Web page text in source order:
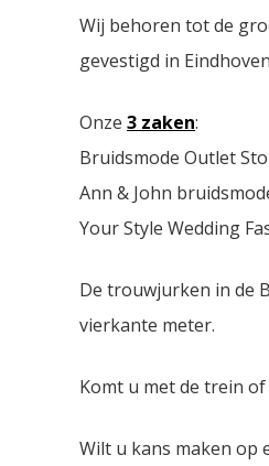
Wij behoren tot de
gevestigd in
Onze 3 zaken:
Bruidsmode Outlet
Ann & John
Your Style Wedding
De trouwjurken in de
vierkante meter.
Komt u met de trein
Wilt u kans maken op